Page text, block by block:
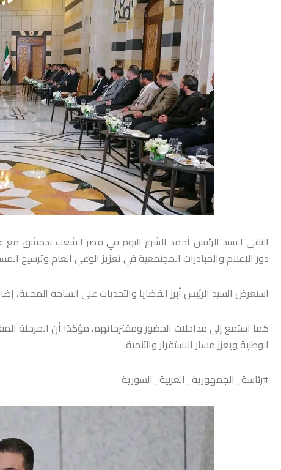
التقى السيد الرئيس أحمد الشرع اليوم في قصر الشعب بدمشق مع
دور الإعلام والمبادرات المجتمعية في تعزيز الوعي العام وترسيخ
استعرض السيد الرئيس أبرز القضايا والتحديات على الساحة المحلية،
كما استمع إلى مداخلات الحضور ومقترحاتهم، مؤكدًا أن المرحلة
الوطنية ويعزز مسار الاستقرار والتنمية.
#رئاسة_الجمهورية_العربية_السورية